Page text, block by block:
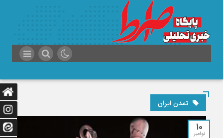
تمدن ایران
10
نوامبر